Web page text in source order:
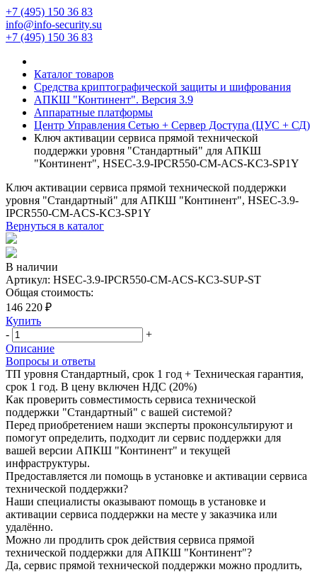
+7 (495) 150 36 83
info@info-security.su
+7 (495) 150 36 83
Каталог товаров
Средства криптографической защиты и шифрования
АПКШ "Континент". Версия 3.9
Аппаратные платформы
Центр Управления Сетью + Сервер Доступа (ЦУС + СД)
Ключ активации сервиса прямой технической
поддержки уровня "Стандартный" для АПКШ
"Континент", HSEC-3.9-IPCR550-CM-ACS-KC3-SP1Y
Ключ активации сервиса прямой технической поддержки
уровня "Стандартный" для АПКШ "Континент", HSEC-3.9-
IPCR550-CM-ACS-KC3-SP1Y
Вернуться в каталог
В наличии
Артикул: HSEC-3.9-IPCR550-CM-ACS-KC3-SUP-ST
Общая стоимость:
146 220 ₽
Купить
-
+
Описание
Вопросы и ответы
ТП уровня Стандартный, срок 1 год + Техническая гарантия,
срок 1 год. В цену включен НДС (20%)
Как проверить совместимость сервиса технической
поддержки "Стандартный" с вашей системой?
Перед приобретением наши эксперты проконсультируют и
помогут определить, подходит ли сервис поддержки для
вашей версии АПКШ "Континент" и текущей
инфраструктуры.
Предоставляется ли помощь в установке и активации сервиса
технической поддержки?
Наши специалисты оказывают помощь в установке и
активации сервиса поддержки на месте у заказчика или
удалённо.
Можно ли продлить срок действия сервиса прямой
технической поддержки для АПКШ "Континент"?
Да, сервис прямой технической поддержки можно продлить,